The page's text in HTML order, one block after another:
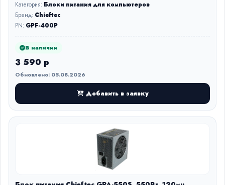
Категория: Блоки питания для компьютеров
Бренд: Chieftec
PN: GPF-400P
В наличии
3 590 р
Обновлено: 05.08.2026
Добавить в заявку